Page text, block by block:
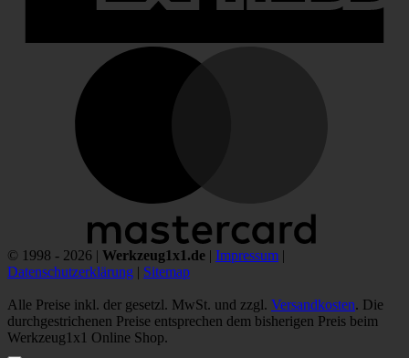
© 1998 - 2026 | Werkzeug1x1.de | Impressum |
Datenschutzerklärung | Sitemap
Alle Preise inkl. der gesetzl. MwSt. und zzgl. Versandkosten. Die
durchgestrichenen Preise entsprechen dem bisherigen Preis beim
Werkzeug1x1 Online Shop.